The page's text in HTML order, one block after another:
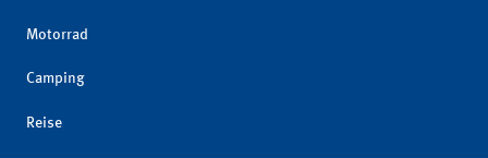
Motorrad
Camping
Reise